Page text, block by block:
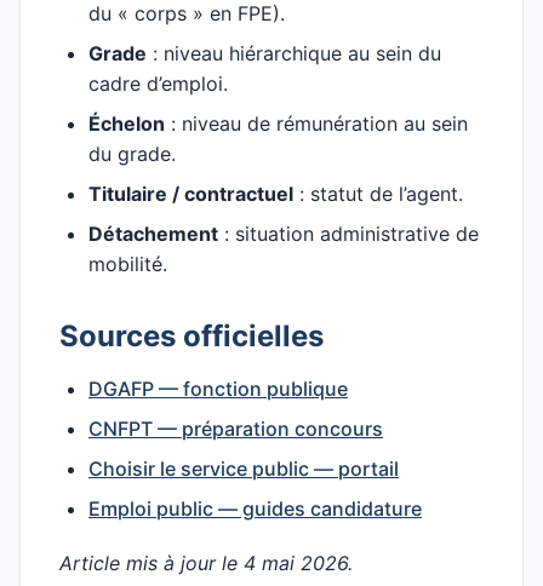
du « corps » en FPE).
Grade : niveau hiérarchique au sein du
cadre d’emploi.
Échelon : niveau de rémunération au sein
du grade.
Titulaire / contractuel : statut de l’agent.
Détachement : situation administrative de
mobilité.
Sources officielles
DGAFP — fonction publique
CNFPT — préparation concours
Choisir le service public — portail
Emploi public — guides candidature
Article mis à jour le 4 mai 2026.